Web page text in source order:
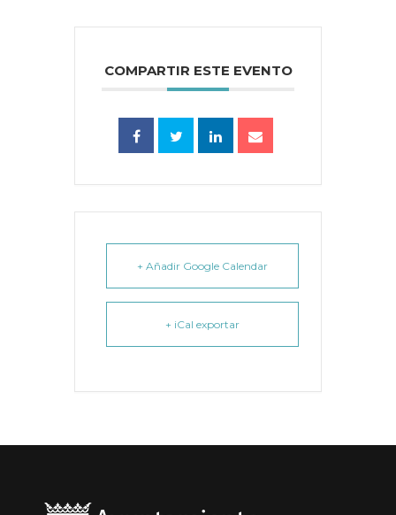
COMPARTIR ESTE EVENTO
+ Añadir Google Calendar
+ iCal exportar